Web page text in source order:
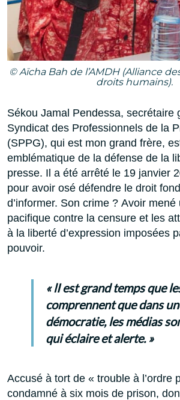
© Aïcha Bah de l’AMDH (Alliance
droits humains).
Sékou Jamal Pendessa, secrétaire
Syndicat des Professionnels de la
(SPPG), qui est mon grand frère,
emblématique de la défense de la
presse. Il a été arrêté le 19 janvier
pour avoir osé défendre le droit
d’informer. Son crime ? Avoir mené
pacifique contre la censure et les
à la liberté d’expression imposées
pouvoir.
« lI est grand temps que
comprennent que dans
démocratie, les médias
qui éclaire et alerte. »
Accusé à tort de « trouble à l’ordre
condamné à six mois de prison,